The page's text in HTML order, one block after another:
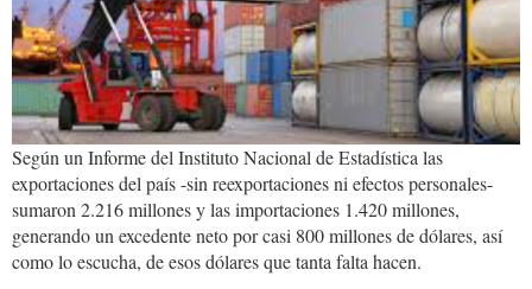
Según un Informe del Instituto Nacional de Estadística las
exportaciones del país -sin reexportaciones ni efectos personales-
sumaron 2.216 millones y las importaciones 1.420 millones,
generando un excedente neto por casi 800 millones de dólares, así
como lo escucha, de esos dólares que tanta falta hacen.